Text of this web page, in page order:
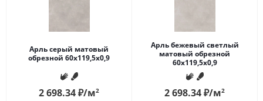
Арль серый матовый
обрезной 60x119,5x0,9
2 698.34₽/м2
Арль бежевый светлый
матовый обрезной
60x119,5x0,9
2 698.34₽/м2